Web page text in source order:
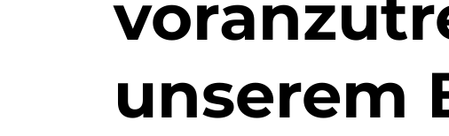
unserem